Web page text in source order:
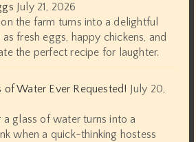
July 21, 2026
the farm turns into a delightful
fresh eggs, happy chickens, and
the perfect recipe for laughter.
of Water Ever Requested! July 20,
a glass of water turns into a
when a quick-thinking hostess